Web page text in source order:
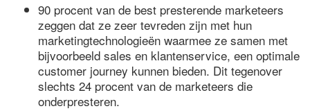
90 procent van de best presterende marketeers
zeggen dat ze zeer tevreden zijn met hun
marketingtechnologieën waarmee ze samen met
bijvoorbeeld sales en klantenservice, een optimale
customer journey kunnen bieden. Dit tegenover
slechts 24 procent van de marketeers die
onderpresteren.